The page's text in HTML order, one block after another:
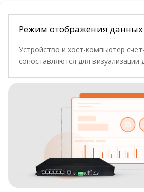
Режим отображения данных
Устройство и хост-компьютер
сопоставляются для визуализации